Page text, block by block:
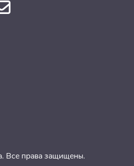
Все права защищены.